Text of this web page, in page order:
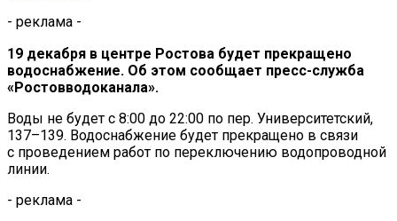
- реклама -
19 декабря в центре Ростова будет прекращено
водоснабжение. Об этом сообщает пресс-служба
«Ростовводоканала».
Воды не будет с 8:00 до 22:00 по пер. Университетский,
137–139. Водоснабжение будет прекращено в связи
с проведением работ по переключению водопроводной
линии.
- реклама -